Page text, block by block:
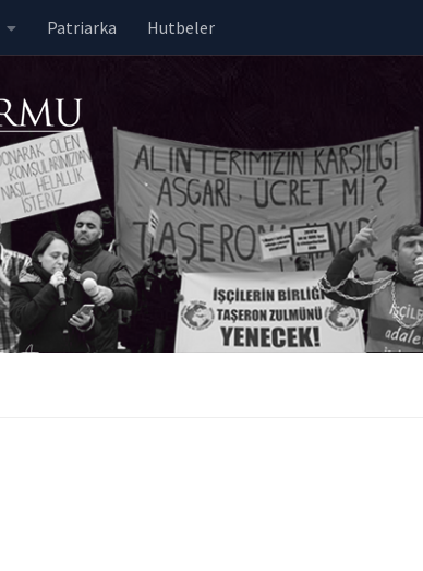
Patriarka Hutbeler